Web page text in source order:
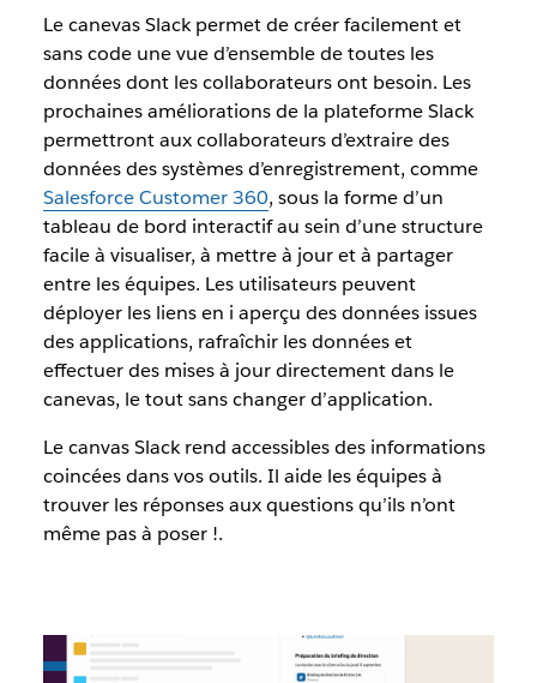
Le canevas Slack permet de créer facilement et
sans code une vue d’ensemble de toutes les
données dont les collaborateurs ont besoin. Les
prochaines améliorations de la plateforme Slack
permettront aux collaborateurs d’extraire des
données des systèmes d’enregistrement, comme
Salesforce Customer 360, sous la forme d’un
tableau de bord interactif au sein d’une structure
facile à visualiser, à mettre à jour et à partager
entre les équipes. Les utilisateurs peuvent
déployer les liens en i aperçu des données issues
des applications, rafraîchir les données et
effectuer des mises à jour directement dans le
canevas, le tout sans changer d’application.
Le canvas Slack rend accessibles des informations
coincées dans vos outils. Il aide les équipes à
trouver les réponses aux questions qu’ils n’ont
même pas à poser !.